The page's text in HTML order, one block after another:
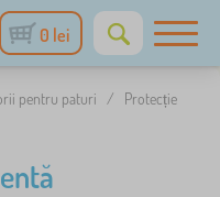
0 lei
pentru paturi /
Protecție